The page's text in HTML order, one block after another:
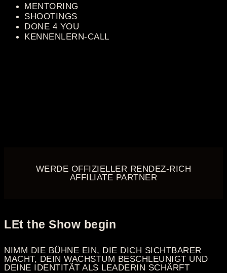
MENTORING
SHOOTINGS
DONE 4 YOU
KENNENLERN-CALL
WERDE OFFIZIELLER RENDEZ-RICH
AFFILIATE PARTNER
LEt the Show begin
NIMM DIE BÜHNE EIN, DIE DICH SICHTBARER
MACHT, DEIN WACHSTUM BESCHLEUNIGT UND
DEINE IDENTITÄT ALS LEADERIN SCHÄRFT